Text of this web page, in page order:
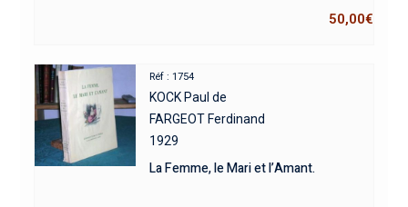
50,00€
Réf : 1754
KOCK Paul de
FARGEOT Ferdinand
1929
La Femme, le Mari et l’Amant.